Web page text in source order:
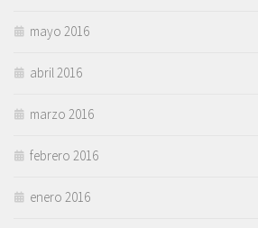
mayo 2016
abril 2016
marzo 2016
febrero 2016
enero 2016